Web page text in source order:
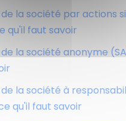
la société par actions
qu'il faut savoir
la société anonyme
la société à
qu'il faut savoir